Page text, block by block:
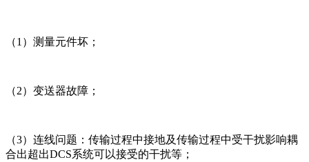
（1）测量元件坏；
（2）变送器故障；
（3）连线问题：传输过程中接地及传输过程中受干扰影响耦
合出超出DCS系统可以接受的干扰等；